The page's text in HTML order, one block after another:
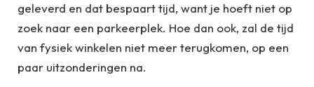
geleverd en dat bespaart tijd, want je hoeft niet op
zoek naar een parkeerplek. Hoe dan ook, zal de tijd
van fysiek winkelen niet meer terugkomen, op een
paar uitzonderingen na.